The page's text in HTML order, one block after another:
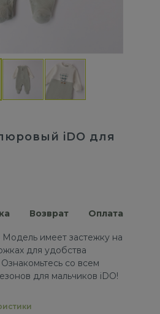
iDO для
Возврат Оплата
имеет застежку на
для удобства
со всем
для мальчиков iDO!